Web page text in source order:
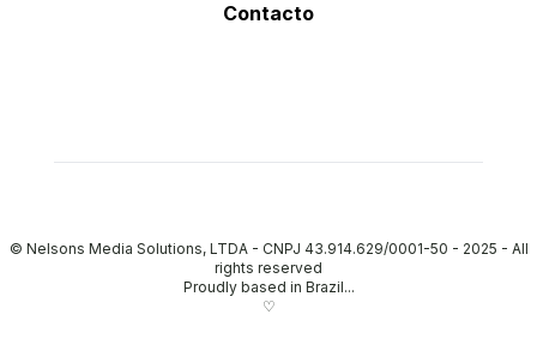
Contacto
© Nelsons Media Solutions, LTDA - CNPJ 43.914.629/0001-50 - 2025 - All
rights reserved
Proudly based in Brazil...
♡